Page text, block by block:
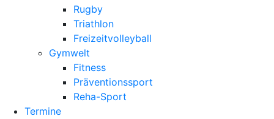
Rugby
Triathlon
Freizeitvolleyball
Gymwelt
Fitness
Präventionssport
Reha-Sport
Termine